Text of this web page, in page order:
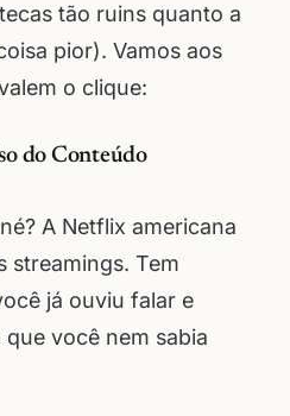
tão ruins quanto a
pior). Vamos aos
o clique:
do Conteúdo
A Netflix americana
streamings. Tem
já ouviu falar e
você nem sabia